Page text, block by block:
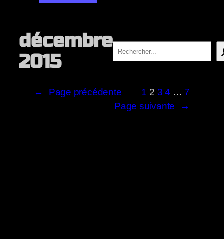
décembre
2015
Rechercher
← Page précédente 1 2 3 4 … 7
Page suivante
→